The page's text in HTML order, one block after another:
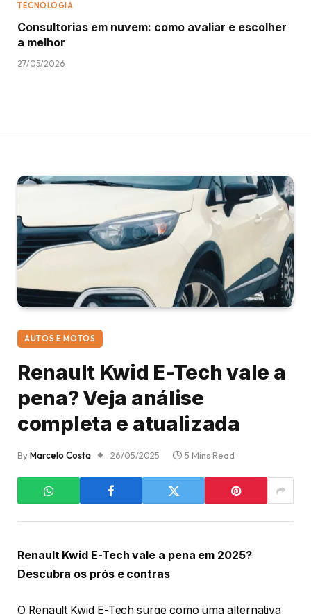
TECNOLOGIA
Consultorias em nuvem: como avaliar e escolher
a melhor
27/05/2026
AUTOS E MOTOS
Renault Kwid E-Tech vale a
pena? Veja análise
completa e atualizada
ByMarcelo Costa 26/05/2025 5 Mins Read
Renault Kwid E-Tech vale a pena em 2025?
Descubra os prós e contras
O Renault Kwid E-Tech surge como uma alternativa